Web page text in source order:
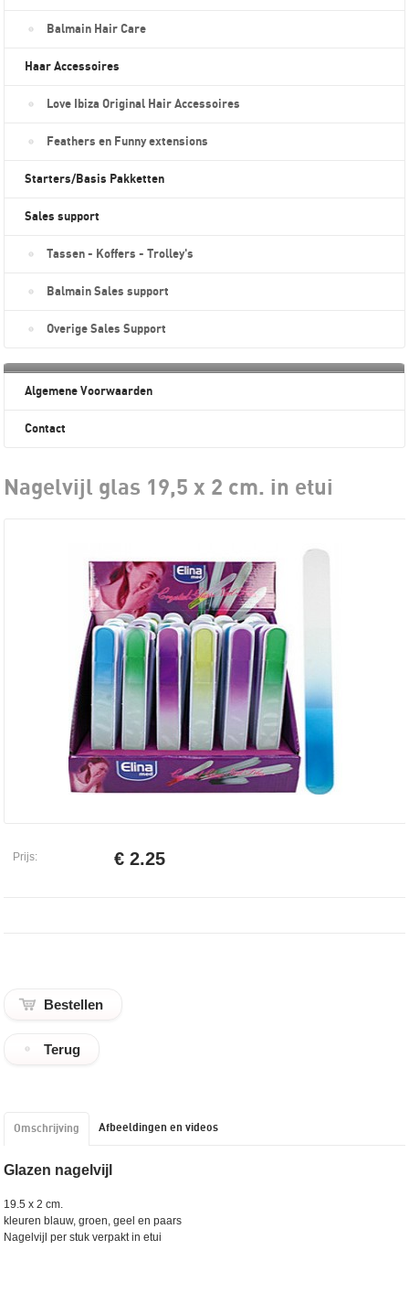
Balmain Hair Care
Haar Accessoires
Love Ibiza Original Hair Accessoires
Feathers en Funny extensions
Starters/Basis Pakketten
Sales support
Tassen - Koffers - Trolley's
Balmain Sales support
Overige Sales Support
Algemene Voorwaarden
Contact
Nagelvijl glas 19,5 x 2 cm. in etui
Prijs: € 2.25
Terug
Omschrijving Afbeeldingen en videos
Glazen nagelvijl
19.5 x 2 cm.
kleuren blauw, groen, geel en paars
Nagelvijl per stuk verpakt in etui